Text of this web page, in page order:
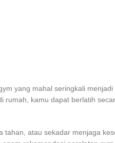
yang mahal seringkali
rumah, kamu dapat berlatih
tahan, atau sekadar menjaga